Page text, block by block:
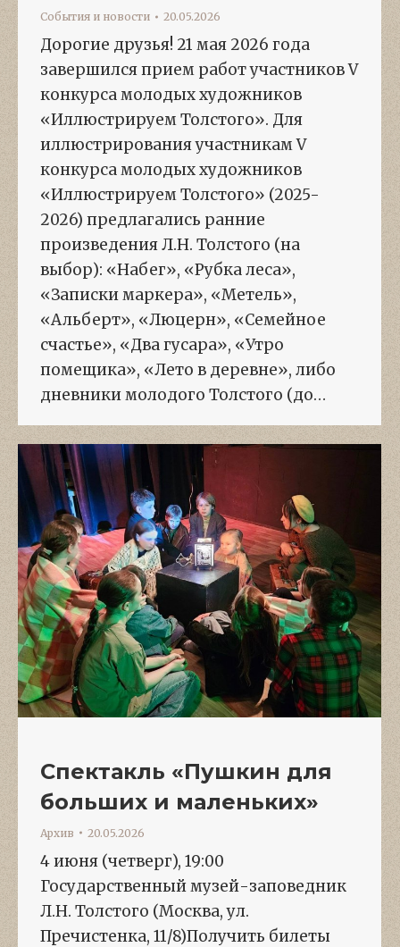
События и новости 20.05.2026
Дорогие друзья! 21 мая 2026 года
завершился прием работ участников V
конкурса молодых художников
«Иллюстрируем Толстого». Для
иллюстрирования участникам V
конкурса молодых художников
«Иллюстрируем Толстого» (2025-
2026) предлагались ранние
произведения Л.Н. Толстого (на
выбор): «Набег», «Рубка леса»,
«Записки маркера», «Метель»,
«Альберт», «Люцерн», «Семейное
счастье», «Два гусара», «Утро
помещика», «Лето в деревне», либо
дневники молодого Толстого (до…
Спектакль «Пушкин для
больших и маленьких»
Архив 20.05.2026
4 июня (четверг), 19:00
Государственный музей-заповедник
Л.Н. Толстого (Москва, ул.
Пречистенка, 11/8)Получить билеты